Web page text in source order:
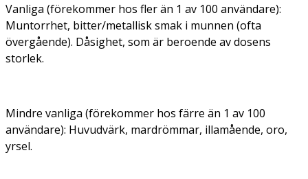
Vanliga (förekommer hos fler än 1 av 100 användare):
Muntorrhet, bitter/metallisk smak i munnen (ofta
övergående). Dåsighet, som är beroende av dosens
storlek.
Mindre vanliga (förekommer hos färre än 1 av 100
användare): Huvudvärk, mardrömmar, illamående, oro,
yrsel.